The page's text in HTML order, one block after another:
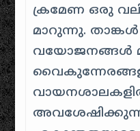
ക്രമേണ ഒരു
മാറുന്നു.
വയോജനങ്ങൾ